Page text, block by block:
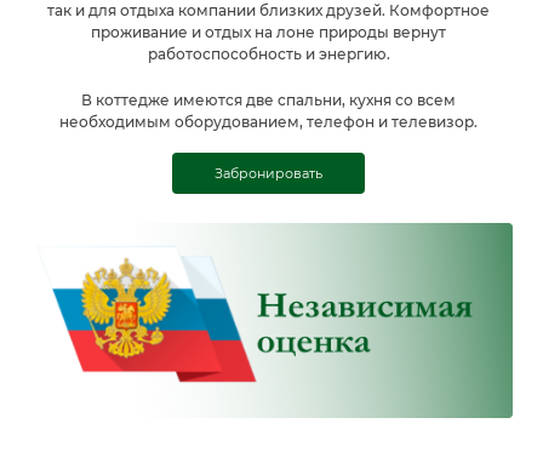
так и для отдыха компании близких друзей. Комфортное
проживание и отдых на лоне природы вернут
работоспособность и энергию.
В коттедже имеются две спальни, кухня со всем
необходимым оборудованием, телефон и телевизор.
Забронировать